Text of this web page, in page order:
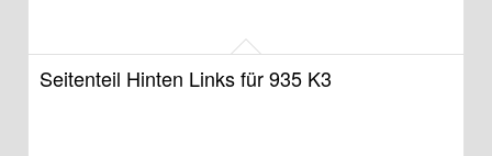
Seitenteil Hinten Links für 935 K3